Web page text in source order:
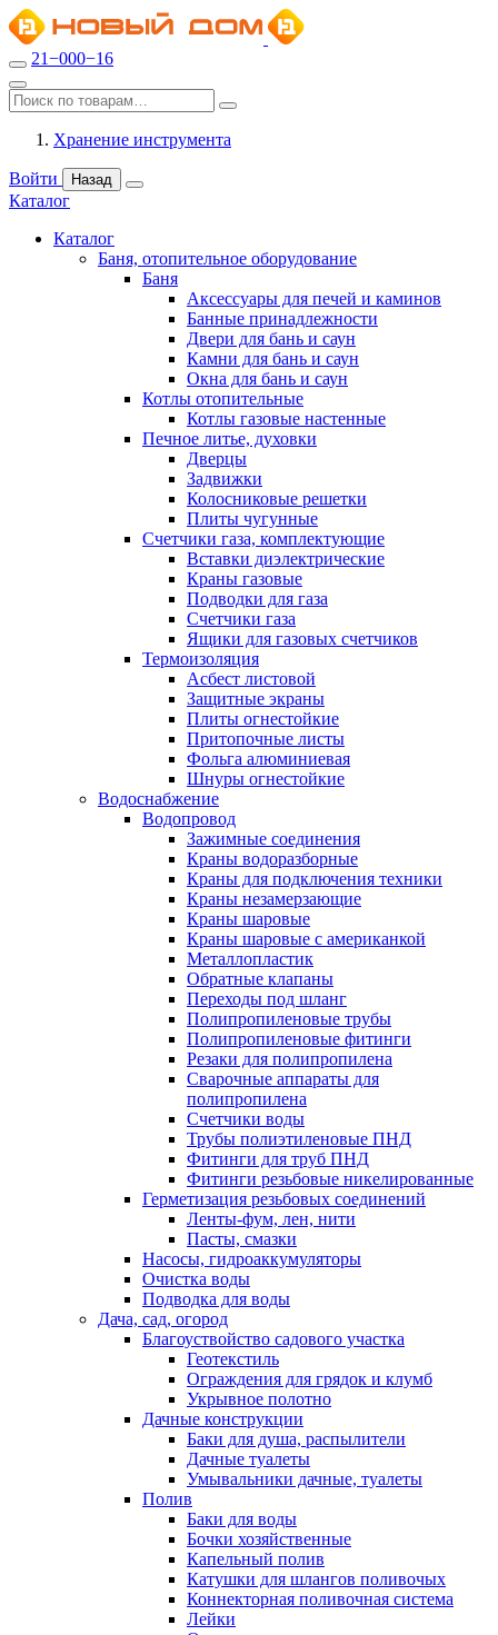
21−000−16
Хранение инструмента
Войти Назад
Каталог
Каталог
Баня, отопительное оборудование
Баня
Аксессуары для печей и каминов
Банные принадлежности
Двери для бань и саун
Камни для бань и саун
Окна для бань и саун
Котлы отопительные
Котлы газовые настенные
Печное литье, духовки
Дверцы
Задвижки
Колосниковые решетки
Плиты чугунные
Счетчики газа, комплектующие
Вставки диэлектрические
Краны газовые
Подводки для газа
Счетчики газа
Ящики для газовых счетчиков
Термоизоляция
Асбест листовой
Защитные экраны
Плиты огнестойкие
Притопочные листы
Фольга алюминиевая
Шнуры огнестойкие
Водоснабжение
Водопровод
Зажимные соединения
Краны водоразборные
Краны для подключения техники
Краны незамерзающие
Краны шаровые
Краны шаровые с американкой
Металлопластик
Обратные клапаны
Переходы под шланг
Полипропиленовые трубы
Полипропиленовые фитинги
Резаки для полипропилена
Сварочные аппараты для
полипропилена
Счетчики воды
Трубы полиэтиленовые ПНД
Фитинги для труб ПНД
Фитинги резьбовые никелированные
Герметизация резьбовых соединений
Ленты-фум, лен, нити
Пасты, смазки
Насосы, гидроаккумуляторы
Очистка воды
Подводка для воды
Дача, сад, огород
Благоуствойство садового участка
Геотекстиль
Ограждения для грядок и клумб
Укрывное полотно
Дачные конструкции
Баки для душа, распылители
Дачные туалеты
Умывальники дачные, туалеты
Полив
Баки для воды
Бочки хозяйственные
Капельный полив
Катушки для шлангов поливочых
Коннекторная поливочная система
Лейки